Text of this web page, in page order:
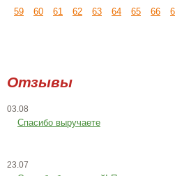
59
60 61 62 63 64 65 66
Отзывы
03.08
Спасибо выручаете
23.07